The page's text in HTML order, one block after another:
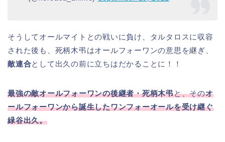
そうしてオールマイトとの戦いに負け、タルタロスに収容
された後も、死柄木弔はオールフォーワンの意思を継ぎ、
敵連合として出久の前に立ちはだかることに！！
最強の敵オールフォーワンの後継者・死柄木弔と、そのオ
ールフォーワンから誕生したワンフォーオールを受け継ぐ
緑谷出久。